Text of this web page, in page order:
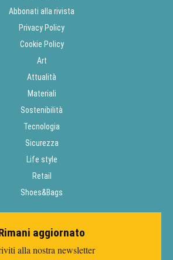
Abbonati alla rivista
Privacy Policy
Cookie Policy
Art
Attualità
Materiali
Sostenibilità
Tecnologia
Sicurezza
Life style
Retail
Shoes&Bags
aggiornato
alla nostra newsletter